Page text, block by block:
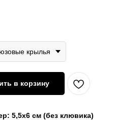
крылья
в корзину
5,5х6 см (без клювика)